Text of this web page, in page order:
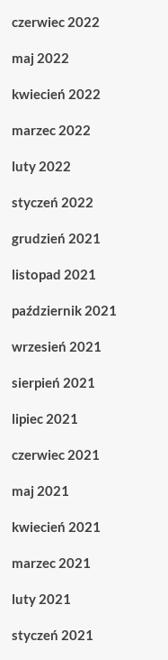
czerwiec 2022
maj 2022
kwiecień 2022
marzec 2022
luty 2022
styczeń 2022
grudzień 2021
listopad 2021
październik 2021
wrzesień 2021
sierpień 2021
lipiec 2021
czerwiec 2021
maj 2021
kwiecień 2021
marzec 2021
luty 2021
styczeń 2021